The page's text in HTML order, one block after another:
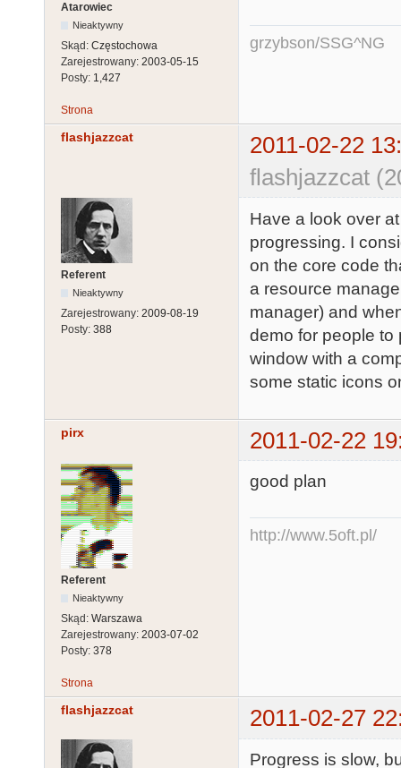
Atarowiec
Nieaktywny
Skąd: Częstochowa
Zarejestrowany: 2003-05-15
Posty: 1,427
grzybson/SSG^NG
Strona
flashjazzcat
2011-02-22
flashjazzcat
Referent
Nieaktywny
Zarejestrowany: 2009-08-19
Posty: 388
Have a look over
progressing. I
on the core code
a resource
manager) and
demo for people to
window with a
some static icons
pirx 2011-02-22
Referent
Nieaktywny
Skąd: Warszawa
Zarejestrowany: 2003-07-02
Posty: 378
good plan
http://www.5oft.pl/
Strona
flashjazzcat 2011-02-27
Progress is slow,